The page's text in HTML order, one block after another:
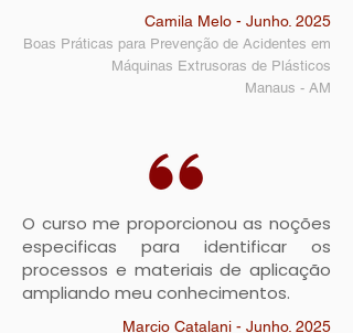
Camila Melo - Junho. 2025
Boas Práticas para Prevenção de Acidentes em
Máquinas Extrusoras de Plásticos
Manaus - AM
O curso me proporcionou as noções
especificas para identificar os
processos e materiais de aplicação
ampliando meu conhecimentos.
Marcio Catalani - Junho. 2025